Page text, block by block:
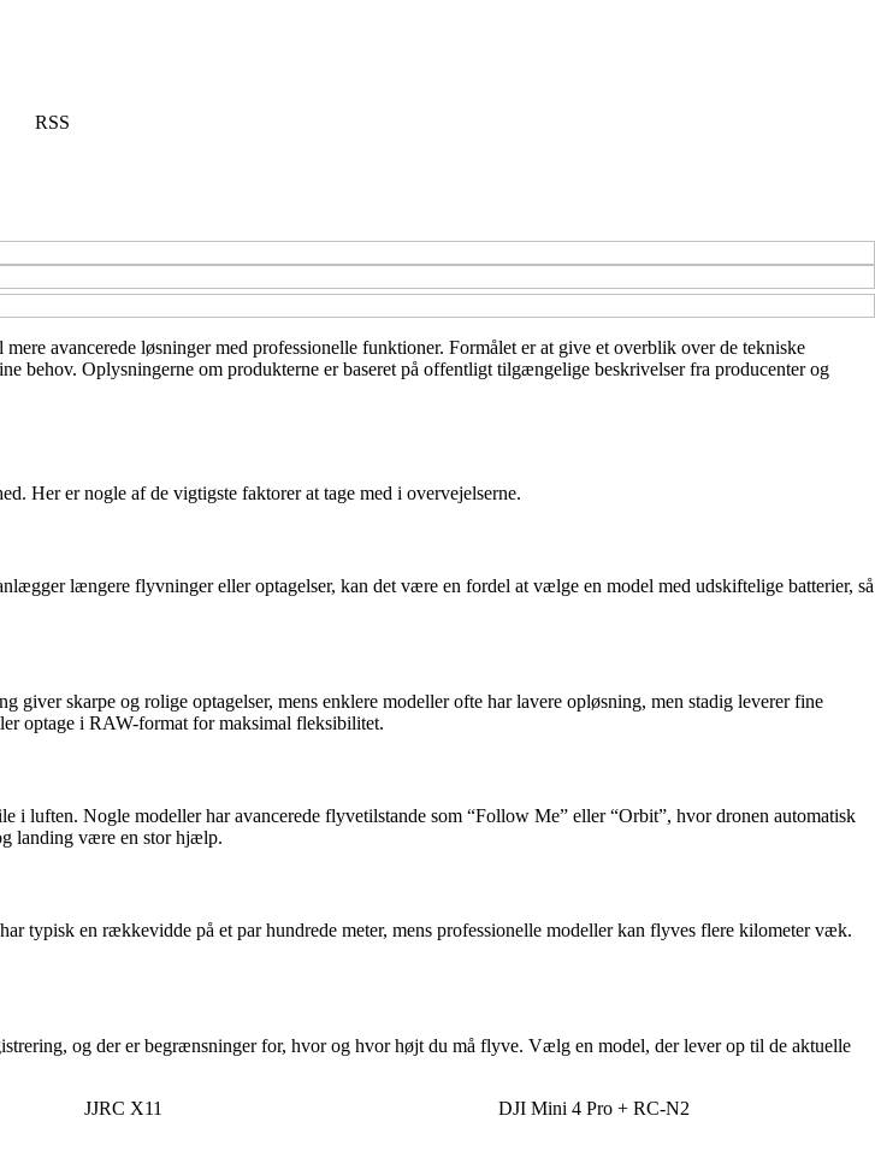
RSS
avancerede løsninger med professionelle funktioner. Formålet er at give et overblik over de tekniske
behov. Oplysningerne om produkterne er baseret på offentligt tilgængelige beskrivelser fra producenter og
Her er nogle af de vigtigste faktorer at tage med i overvejelserne.
længere flyvninger eller optagelser, kan det være en fordel at vælge en model med udskiftelige batterier, så
skarpe og rolige optagelser, mens enklere modeller ofte har lavere opløsning, men stadig leverer fine
optage i RAW-format for maksimal fleksibilitet.
i luften. Nogle modeller har avancerede flyvetilstande som “Follow Me” eller “Orbit”, hvor dronen automatisk
landing være en stor hjælp.
typisk en rækkevidde på et par hundrede meter, mens professionelle modeller kan flyves flere kilometer væk.
og der er begrænsninger for, hvor og hvor højt du må flyve. Vælg en model, der lever op til de aktuelle
JJRC X11 DJI Mini 4 Pro + RC-N2